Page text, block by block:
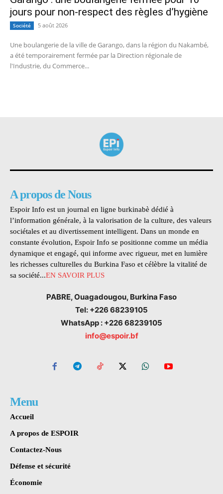
jours pour non-respect des règles d’hygiène
Société 5 août 2026
Une boulangerie de la ville de Garango, dans la région du Nakambé,
a été temporairement fermée par la Direction régionale de
l'Industrie, du Commerce...
A propos de Nous
Espoir Info est un journal en ligne burkinabè dédié à
l’information générale, à la valorisation de la culture, des valeurs
sociétales et au divertissement intelligent. Dans un monde en
constante évolution, Espoir Info se positionne comme un média
dynamique et engagé, qui informe avec rigueur, met en lumière
les richesses culturelles du Burkina Faso et célèbre la vitalité de
sa société...EN SAVOIR PLUS
PABRE, Ouagadougou, Burkina Faso
Tel: +226 68239105
WhatsApp : +226 68239105
info@espoir.bf
Menu
Accueil
A propos de ESPOIR
Contactez-Nous
Défense et sécurité
Économie